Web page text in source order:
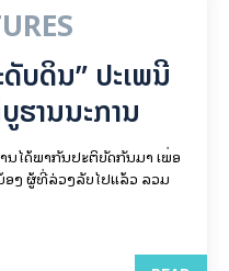
ບດິນ” ປະເພນີ
ານນະການ
ໄດ້ພາກັນປະຕິບັດກັນມາ ເພື່ອ
ງ ຜູ້ທີ່ລ່ວງລັບໄປແລ້ວ ລວມ